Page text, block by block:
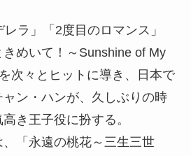
レラ」「2度目のロマンス」
きめいて！～Sunshine of My
次々とヒットに導き、日本で
ン・ハンが、久しぶりの時
き王子役に扮する。
「永遠の桃花～三生三世